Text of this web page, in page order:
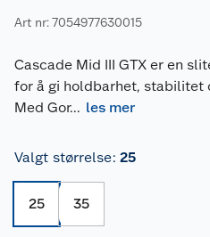
Art nr: 7054977630015
Cascade Mid III GTX er en
for å gi holdbarhet, stabilitet
Med Gor... les mer
Valgt størrelse: 25
25 35